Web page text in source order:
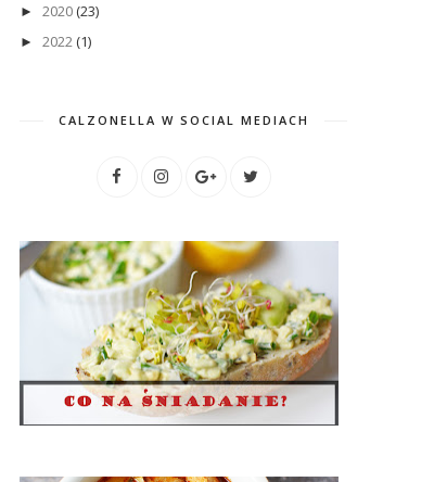
►2020 (23)
►2022 (1)
CALZONELLA W SOCIAL MEDIACH